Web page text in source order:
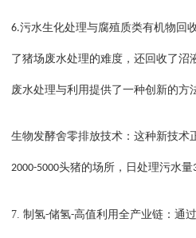
6.污水生化处理与腐殖质类有机物回
了猪场废水处理的难度，还回收了沼
废水处理与利用提供了一种创新的方
生物发酵舍零排放技术：这种新技术
2000-5000头猪的场所，日处理污水量
7. 制氢-储氢-高值利用全产业链：通